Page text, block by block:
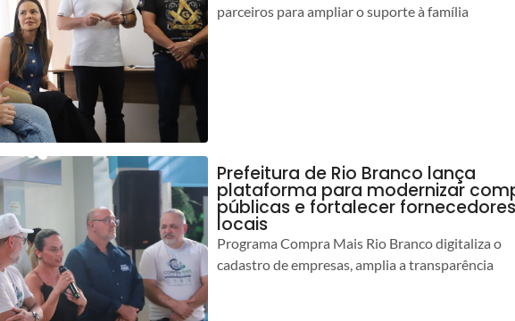
parceiros para ampliar o suporte à família
Prefeitura de Rio Branco lança
plataforma para modernizar
públicas e fortalecer fornecedores
locais
Programa Compra Mais Rio Branco digitaliza o
cadastro de empresas, amplia a transparência